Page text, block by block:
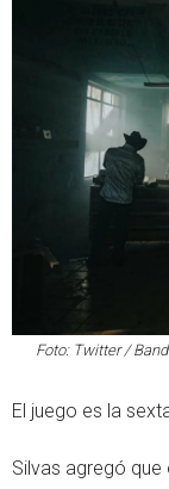
Foto: Twitter /
El juego es la
Silvas agregó